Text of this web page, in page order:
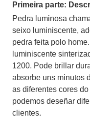
Primeira parte:
Pedra luminosa
seixo luminiscente,
pedra feita polo
luminiscente
1200. Pode brillar
absorbe uns minutos
as diferentes cores
podemos deseñar
clientes.